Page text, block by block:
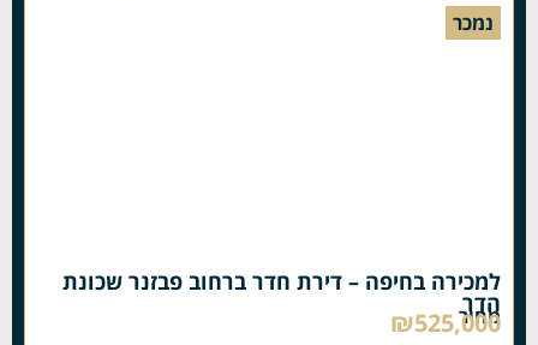
נמכר
למכירה בחיפה – דירת חדר ברחוב פבזנר שכונת
הדר
מחיר
₪525,000